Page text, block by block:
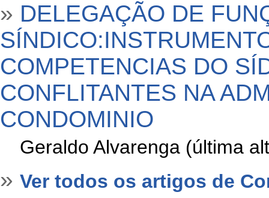
» DELEGAÇÃO DE
COMPETENCIAS DO
CONFLITANTES NA
CONDOMINIO
Geraldo Alvarenga (última
» Ver todos os artigos de